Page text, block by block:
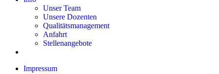
Unser Team
Unsere Dozenten
Qualitätsmanagement
Anfahrt
Stellenangebote
Impressum